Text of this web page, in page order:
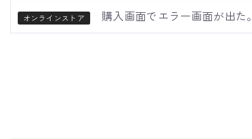
オンラインストア 購入画面でエラー画面が出た。